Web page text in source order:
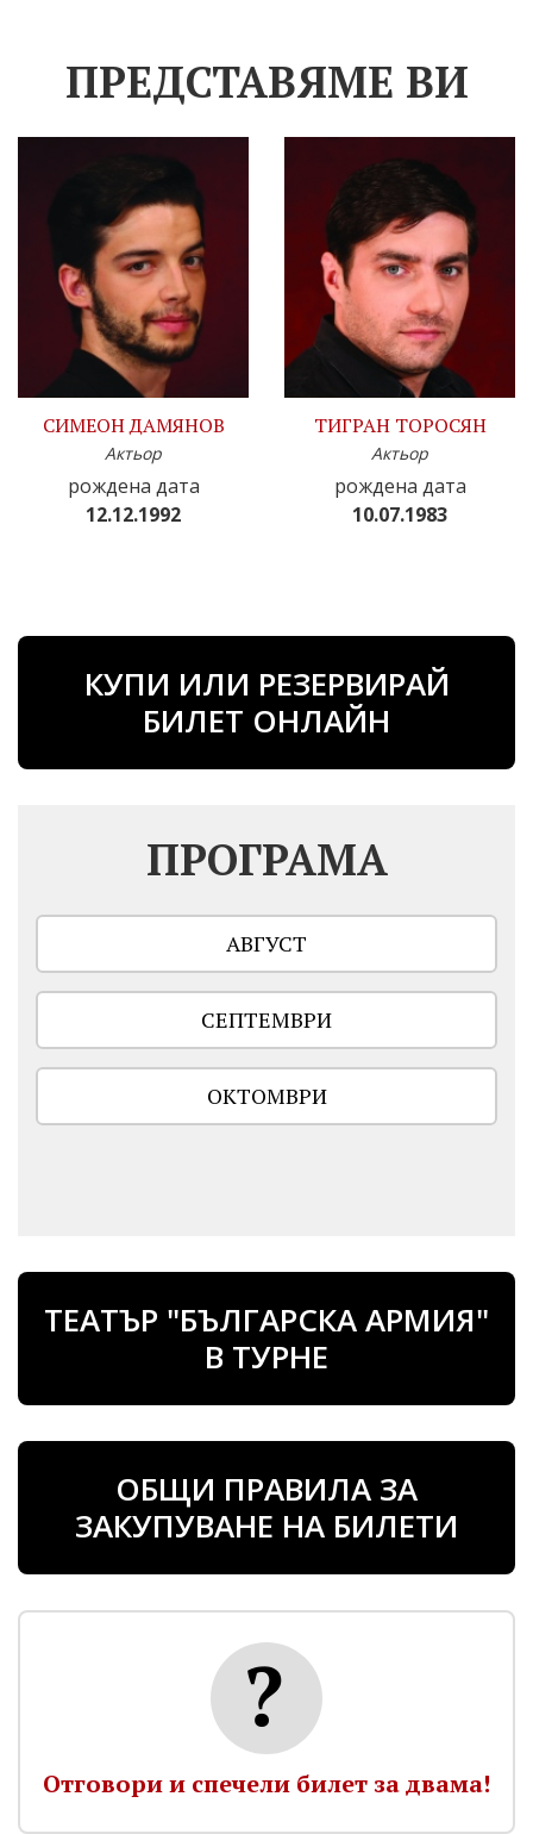
ПРЕДСТАВЯМЕ ВИ
СИМЕОН ДАМЯНОВ
Актьор
рождена дата
12.12.1992
ТИГРАН ТОРОСЯН
Актьор
рождена дата
10.07.1983
КУПИ ИЛИ РЕЗЕРВИРАЙ
БИЛЕТ ОНЛАЙН
ПРОГРАМА
АВГУСТ
СЕПТЕМВРИ
ОКТОМВРИ
ТЕАТЪР "БЪЛГАРСКА АРМИЯ"
В ТУРНЕ
ОБЩИ ПРАВИЛА ЗА
ЗАКУПУВАНЕ НА БИЛЕТИ
Отговори и спечели билет за двама!